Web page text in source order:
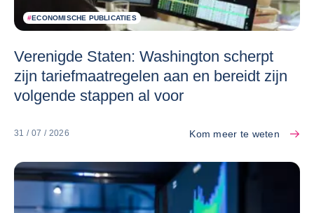
#ECONOMISCHE PUBLICATIES
Verenigde Staten: Washington scherpt
zijn tariefmaatregelen aan en bereidt zijn
volgende stappen al voor
31 / 07 / 2026 Kom meer te weten